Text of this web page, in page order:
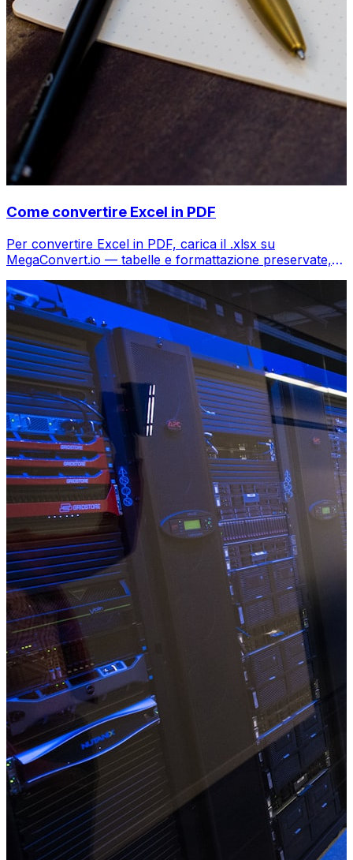
Come convertire Excel in PDF
Per convertire Excel in PDF, carica il .xlsx su
MegaConvert.io — tabelle e formattazione preservate,